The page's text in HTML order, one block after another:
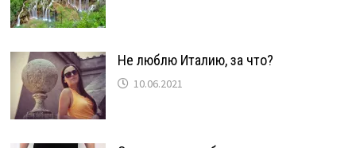
Не люблю Италию, за что?
10.06.2021